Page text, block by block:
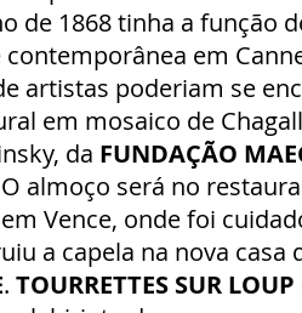
de 1868 tinha a função
em
artistas poderiam se
em mosaico de
da FUNDAÇÃO
almoço será no
Vence, onde foi
a capela na nova casa
. TOURRETTES SUR LOUP